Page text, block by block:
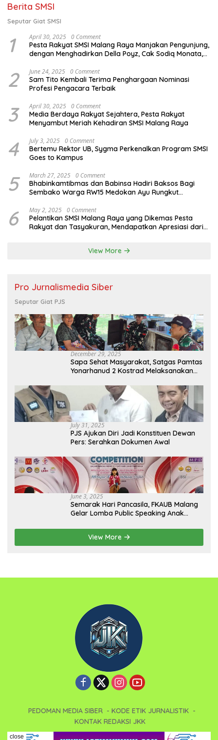
Berita SMSI
Seputar Giat SMSI
1 April 30, 2025 0 Comment
Pesta Rakyat SMSI Malang Raya Manjakan Pengunjung,
dengan Menghadirkan Della Poyz, Cak Sodiq Monata,
2 June 24, 2025 0 Comment
Sam Tito Kembali Terima Penghargaan Nominasi
Profesi Pengacara Terbaik
3 April 30, 2025 0 Comment
Media Berdaya Rakyat Sejahtera, Pesta Rakyat
Menyambut Meriah Kehadiran SMSI Malang Raya
4 July 3, 2025 0 Comment
Bertemu Rektor UB, Sygma Perkenalkan Program SMSI
Goes to Kampus
5 March 27, 2025 0 Comment
Bhabinkamtibmas dan Babinsa Hadiri Baksos Bagi
Sembako Warga RW15 Medokan Ayu Rungkut
6 May 2, 2025 0 Comment
Pelantikan SMSI Malang Raya yang Dikemas Pesta
Rakyat dan Tasyakuran, Mendapatkan Apresiasi dari
View More
Pro Jurnalismedia Siber
Seputar Giat PJS
December 29, 2025
Sapa Sehat Masyarakat, Satgas Pamtas
Yonarhanud 2 Kostrad Melaksanakan
July 31, 2025
PJS Ajukan Diri Jadi Konstituen Dewan
Pers: Serahkan Dokumen Awal
June 3, 2025
Semarak Hari Pancasila, FKAUB Malang
Gelar Lomba Public Speaking Anak
Pancasila
View More
PEDOMAN MEDIA SIBER
KODE ETIK JURNALISTIK
KONTAK REDAKSI JKK
Copyright 2025 - Jatimkukini (JKK). All right reserved.
close